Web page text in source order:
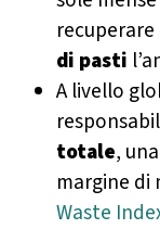
di pasti
A livello
totale,
margine
Waste